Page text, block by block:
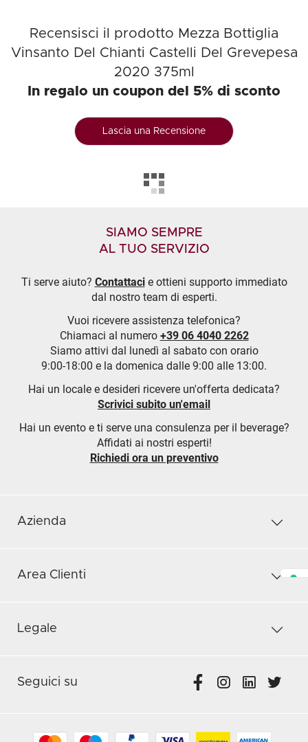
Recensisci il prodotto Mezza Bottiglia
Vinsanto Del Chianti Castelli Del Grevepesa
2020 375ml
In regalo un coupon del 5% di sconto
Lascia una Recensione
SIAMO SEMPRE
AL TUO SERVIZIO
Ti serve aiuto? Contattacie ottieni supporto immediato
dal nostro team di esperti.
Vuoi ricevere assistenza telefonica?
Chiamaci al numero +39 06 4040 2262
Siamo attivi dal lunedì al sabato con orario
9:00-18:00 e la domenica dalle 9:00 alle 13:00.
Hai un locale e desideri ricevere un'offerta dedicata?
Scrivici subito un'email
Hai un evento e ti serve una consulenza per il beverage?
Affidati ai nostri esperti!
Richiedi ora un preventivo
Azienda
Area Clienti
Legale
Seguici su